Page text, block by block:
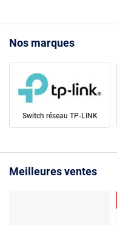
Nos marques
Switch réseau TP-LINK
Meilleures ventes